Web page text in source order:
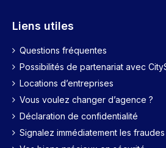
Liens utiles
Questions fréquentes
Possibilités de partenariat avec
Locations d’entreprises
Vous voulez changer d’agence ?
Déclaration de confidentialité
Signalez immédiatement les fraudes